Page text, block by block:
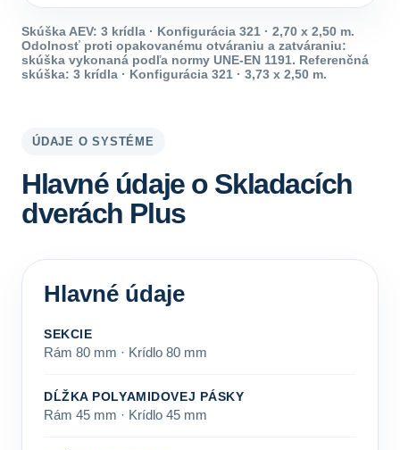
Skúška AEV: 3 krídla · Konfigurácia 321 · 2,70 x 2,50 m.
Odolnosť proti opakovanému otváraniu a zatváraniu:
skúška vykonaná podľa normy UNE-EN 1191. Referenčná
skúška: 3 krídla · Konfigurácia 321 · 3,73 x 2,50 m.
ÚDAJE O SYSTÉME
Hlavné údaje o Skladacích
dverách Plus
Hlavné údaje
SEKCIE
Rám 80 mm · Krídlo 80 mm
DĹŽKA POLYAMIDOVEJ PÁSKY
Rám 45 mm · Krídlo 45 mm